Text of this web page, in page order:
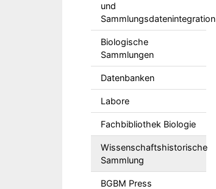
und
Sammlungsdatenintegration
Biologische
Sammlungen
Datenbanken
Labore
Fachbibliothek Biologie
Wissenschaftshistorische
Sammlung
BGBM Press